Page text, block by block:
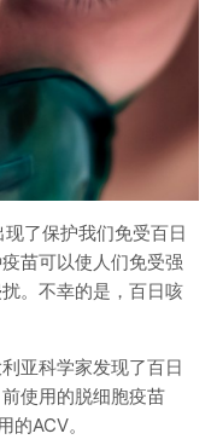
了保护我们免受百日
苗可以使人们免受强
。不幸的是，百日咳
亚科学家发现了百日
使用的脱细胞疫苗
ACV。